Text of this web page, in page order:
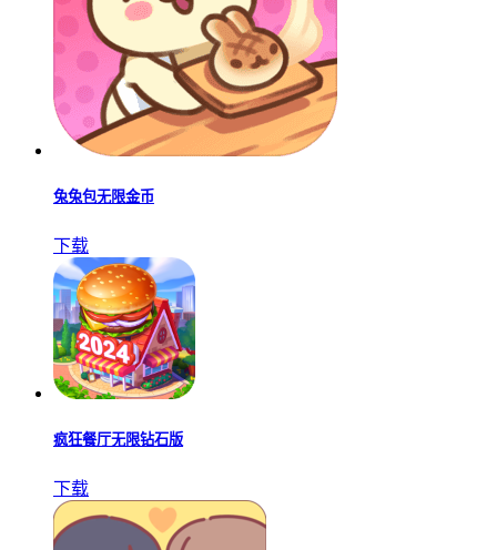
兔兔包无限金币
下载
疯狂餐厅无限钻石版
下载